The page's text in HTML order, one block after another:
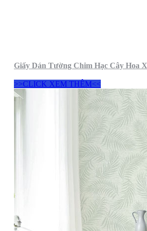
Giấy Dán Tường Chim Hạc Cây Hoa
>>CLICK XEM THÊM<<